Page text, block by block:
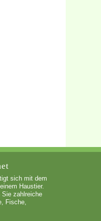
sich mit dem
Haustier.
zahlreiche
Fische,